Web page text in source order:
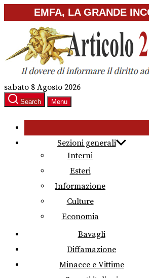
to
content
EMFA, LA GRANDE
sabato 8 Agosto 2026
Search Menu
Sezioni generali
Interni
Esteri
Informazione
Culture
Economia
Bavagli
Diffamazione
Minacce e Vittime